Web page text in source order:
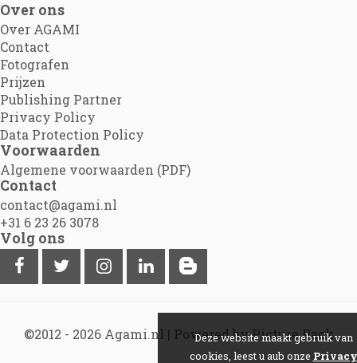
Over ons
Over AGAMI
Contact
Fotografen
Prijzen
Publishing Partner
Privacy Policy
Data Protection Policy
Voorwaarden
Algemene voorwaarden (PDF)
Contact
contact@agami.nl
+31 6 23 26 3078
Volg ons
©2012 - 2026 Agami.nl | Powered by Picture Pack
Deze website maakt gebruik van
cookies, leest u aub onze Privacy